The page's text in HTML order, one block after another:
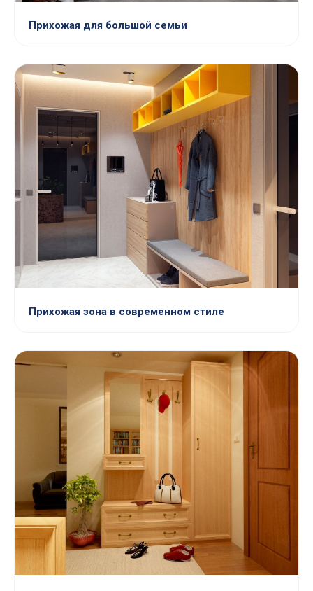
Прихожая для большой семьи
Прихожая зона в современном стиле